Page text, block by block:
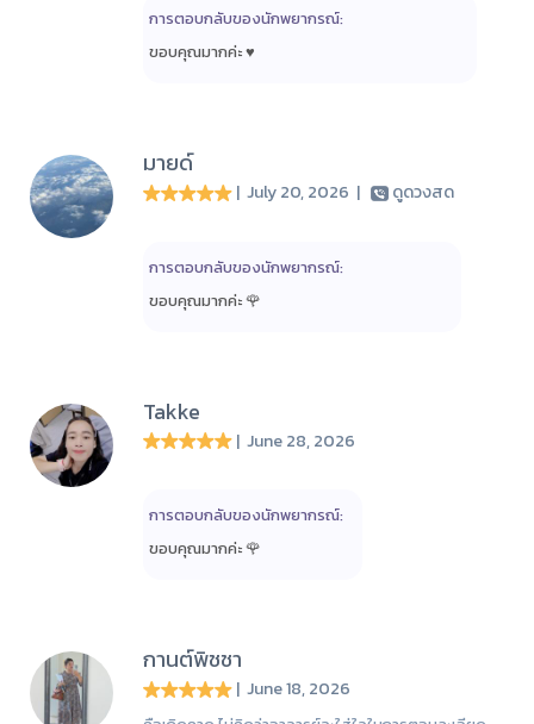
การตอบกลับของนักพยากรณ์:
ขอบคุณ​มาก​ค่ะ​ ♥️​
มายด์
| July 20, 2026 | ดูดวงสด
การตอบกลับของนักพยากรณ์:
ขอบคุณมากค่ะ 🌹
Takke
| June 28, 2026
การตอบกลับของนักพยากรณ์:
ขอบคุณมากค่ะ 🌹
กานต์พิชชา
| June 18, 2026